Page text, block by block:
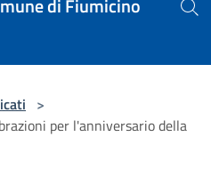
di Fiumicino
>
per l'anniversario della